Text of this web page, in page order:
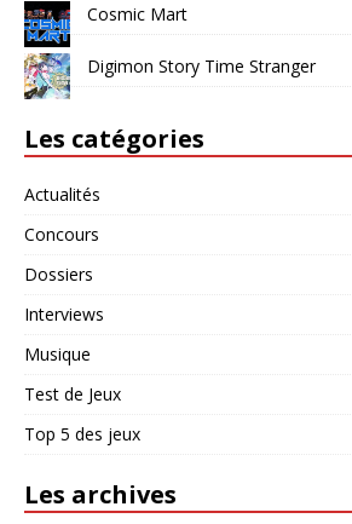
Cosmic Mart
Digimon Story Time Stranger
Les catégories
Actualités
Concours
Dossiers
Interviews
Musique
Test de Jeux
Top 5 des jeux
Les archives